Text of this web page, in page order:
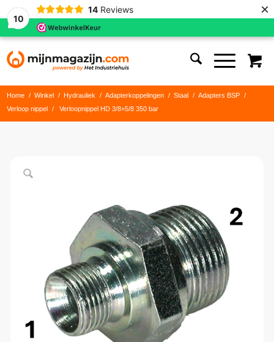
10
14 Reviews ×
Home / Winkel / Hydrauliek / Adapterkoppelingen / Staal / Adapters BSP
/
Verloop nippel
/ Verloopnippel HD 3/8×5/8 350 bar